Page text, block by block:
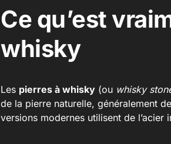
Ce qu’est
whisky
Les pierres à whisky (ou whisky
de la pierre naturelle, généralement
versions modernes utilisent de l’acier